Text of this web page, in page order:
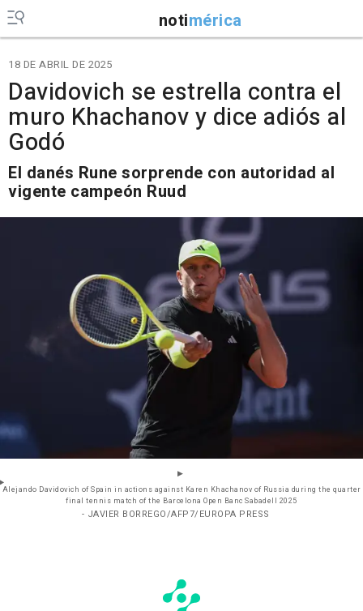
notimérica
18 DE ABRIL DE 2025
Davidovich se estrella contra el
muro Khachanov y dice adiós al
Godó
El danés Rune sorprende con autoridad al
vigente campeón Ruud
Alejando Davidovich of Spain in actions against Karen Khachanov of Russia during the quarter
final tennis match of the Barcelona Open Banc Sabadell 2025
- JAVIER BORREGO/AFP7/EUROPA PRESS